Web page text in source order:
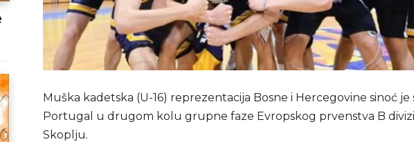
Muška kadetska (U-16) reprezentacija Bosne i Hercegovine sinoć je
Portugal u drugom kolu grupne faze Evropskog prvenstva B
Skoplju.